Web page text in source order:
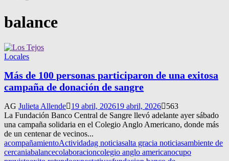
balance
Locales
Más de 100 personas participaron de una exitosa
campaña de donación de sangre
AG Julieta Allende 19 abril, 202619 abril, 2026
563
La Fundación Banco Central de Sangre llevó adelante ayer sábado
una campaña solidaria en el Colegio Anglo Americano, donde más
de un centenar de vecinos...
acompañamientoActividadag noticiasalta gracia noticiasambiente de
cercaniabalancecolaboracioncolegio anglo americanocupo